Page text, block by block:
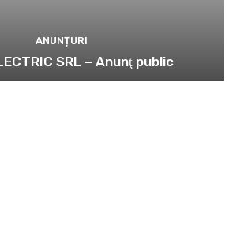
ANUNȚURI
SRL – Anunţ public